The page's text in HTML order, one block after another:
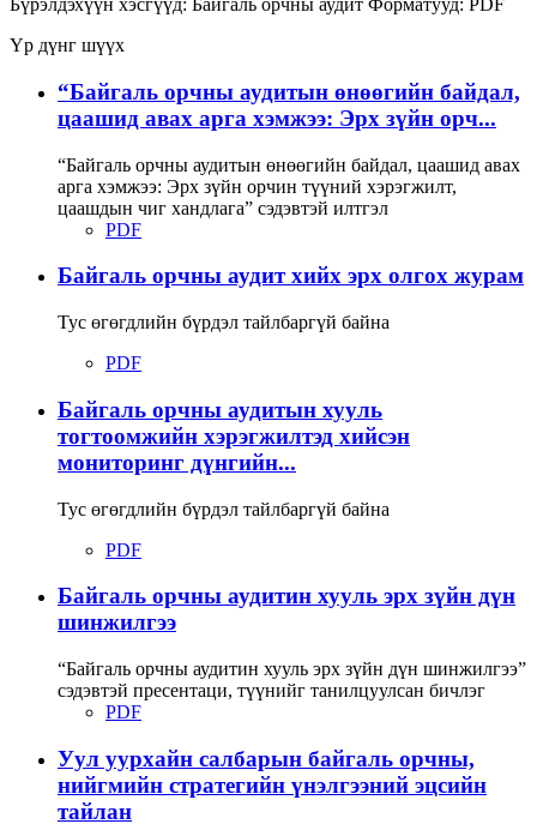
Бүрэлдэхүүн хэсгүүд: Байгаль орчны аудит Форматууд: PDF
Үр дүнг шүүх
“Байгаль орчны аудитын өнөөгийн байдал,
цаашид авах арга хэмжээ: Эрх зүйн орч...
“Байгаль орчны аудитын өнөөгийн байдал, цаашид авах
арга хэмжээ: Эрх зүйн орчин түүний хэрэгжилт,
цаашдын чиг хандлага” сэдэвтэй илтгэл
PDF
Байгаль орчны аудит хийх эрх олгох журам
Тус өгөгдлийн бүрдэл тайлбаргүй байна
PDF
Байгаль орчны аудитын хууль
тогтоомжийн хэрэгжилтэд хийсэн
мониторинг дүнгийн...
Тус өгөгдлийн бүрдэл тайлбаргүй байна
PDF
Байгаль орчны аудитин хууль эрх зүйн дүн
шинжилгээ
“Байгаль орчны аудитин хууль эрх зүйн дүн шинжилгээ”
сэдэвтэй пресентаци, түүнийг танилцуулсан бичлэг
PDF
Уул уурхайн салбарын байгаль орчны,
нийгмийн стратегийн үнэлгээний эцсийн
тайлан